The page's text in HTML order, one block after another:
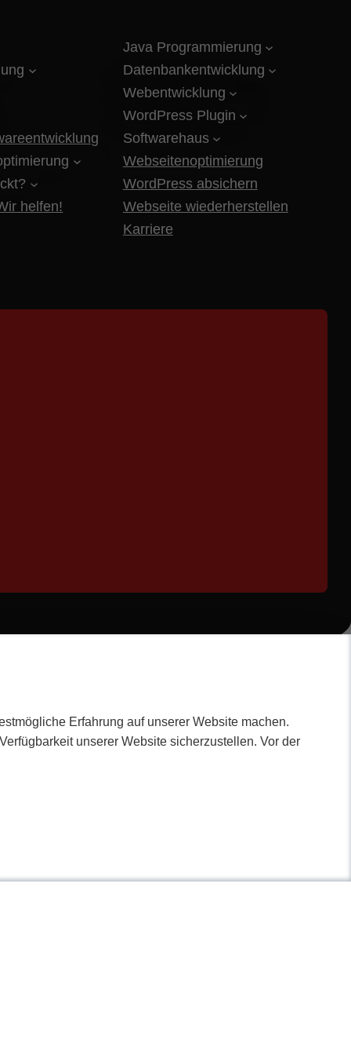
Erfahrung auf unserer Website machen.
unserer Website sicherzustellen. Vor der
helfen!
Java Programmierung
Datenbankentwicklung
Webentwicklung
WordPress Plugin
Softwarehaus
Webseitenoptimierung
WordPress absichern
Webseite wiederherstellen
Karriere